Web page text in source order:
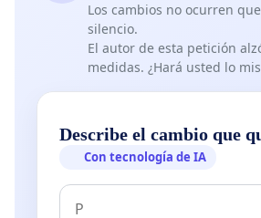
Los cambios no ocurren
silencio.
El autor de esta petición
medidas. ¿Hará usted lo
Describe el cambio que
Con tecnología de IA